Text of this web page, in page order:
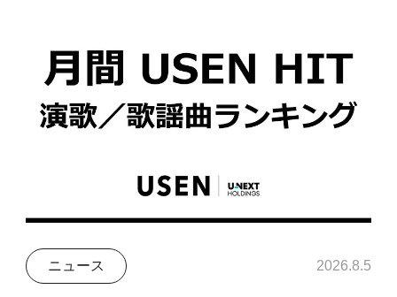
ニュース 2026.8.5